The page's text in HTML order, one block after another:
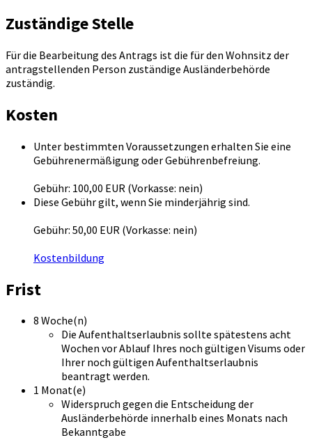
Zuständige Stelle
Für die Bearbeitung des Antrags ist die für den Wohnsitz der
antragstellenden Person zuständige Ausländerbehörde
zuständig.
Kosten
Unter bestimmten Voraussetzungen erhalten Sie eine
Gebührenermäßigung oder Gebührenbefreiung.
Gebühr: 100,00 EUR (Vorkasse: nein)
Diese Gebühr gilt, wenn Sie minderjährig sind.
Gebühr: 50,00 EUR (Vorkasse: nein)
Kostenbildung
Frist
8 Woche(n)
Die Aufenthaltserlaubnis sollte spätestens acht
Wochen vor Ablauf Ihres noch gültigen Visums oder
Ihrer noch gültigen Aufenthaltserlaubnis
beantragt werden.
1 Monat(e)
Widerspruch gegen die Entscheidung der
Ausländerbehörde innerhalb eines Monats nach
Bekanntgabe